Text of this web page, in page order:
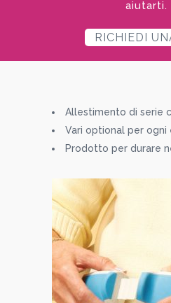
aiutarti.
RICHIEDI
Allestimento di serie
Vari optional per ogni
Prodotto per durare